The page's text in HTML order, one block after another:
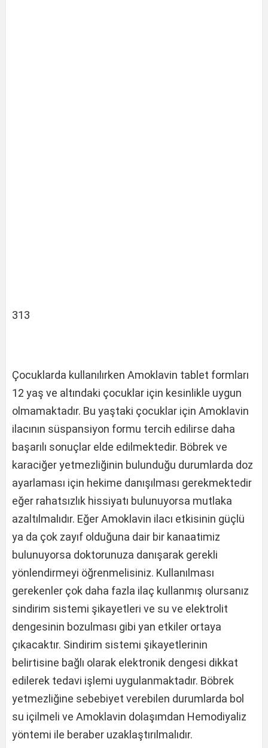
313
Çocuklarda kullanılırken Amoklavin tablet formları
12 yaş ve altındaki çocuklar için kesinlikle uygun
olmamaktadır. Bu yaştaki çocuklar için Amoklavin
ilacının süspansiyon formu tercih edilirse daha
başarılı sonuçlar elde edilmektedir. Böbrek ve
karaciğer yetmezliğinin bulunduğu durumlarda doz
ayarlaması için hekime danışılması gerekmektedir
eğer rahatsızlık hissiyatı bulunuyorsa mutlaka
azaltılmalıdır. Eğer Amoklavin ilacı etkisinin güçlü
ya da çok zayıf olduğuna dair bir kanaatimiz
bulunuyorsa doktorunuza danışarak gerekli
yönlendirmeyi öğrenmelisiniz. Kullanılması
gerekenler çok daha fazla ilaç kullanmış olursanız
sindirim sistemi şikayetleri ve su ve elektrolit
dengesinin bozulması gibi yan etkiler ortaya
çıkacaktır. Sindirim sistemi şikayetlerinin
belirtisine bağlı olarak elektronik dengesi dikkat
edilerek tedavi işlemi uygulanmaktadır. Böbrek
yetmezliğine sebebiyet verebilen durumlarda bol
su içilmeli ve Amoklavin dolaşımdan Hemodiyaliz
yöntemi ile beraber uzaklaştırılmalıdır.